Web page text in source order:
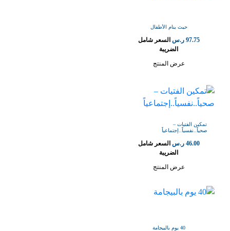
حيث ينام الأطفال
97.75 ر.س السعر شامل
الضريبة
عرض المنتج
تمكين الفتيات –
صحياً..نفسياً..إجتماعياً
46.00 ر.س السعر شامل
الضريبة
عرض المنتج
40 يوم بالبيجامة